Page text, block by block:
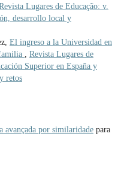
Lugares de Educação: v.
desarrollo local y
El ingreso a la Universidad en
, Revista Lugares de
Superior en España y
retos
avançada por similaridadepara